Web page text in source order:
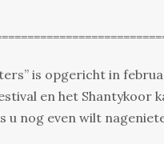
is opgericht in
en het
nog even wilt